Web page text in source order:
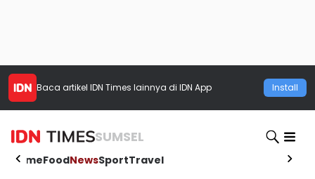
Baca artikel IDN Times lainnya di IDN App Install
SUMSEL
HomeFoodNewsSportTravel